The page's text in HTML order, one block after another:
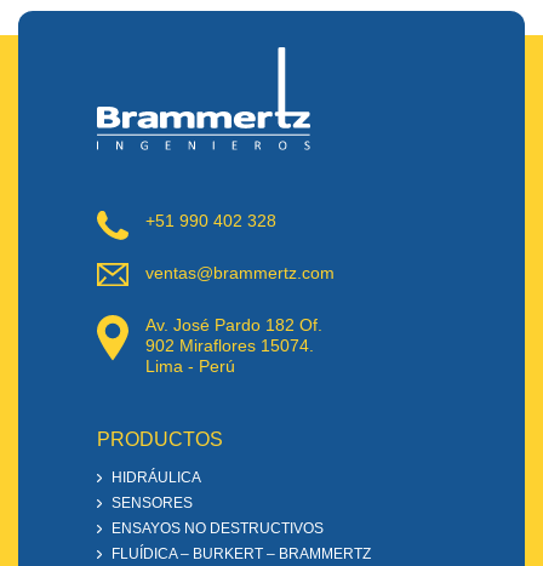
+51 990 402 328
ventas@brammertz.com
Av. José Pardo 182 Of.
902 Miraflores 15074.
Lima - Perú
PRODUCTOS
HIDRÁULICA
SENSORES
ENSAYOS NO DESTRUCTIVOS
FLUÍDICA – BURKERT – BRAMMERTZ